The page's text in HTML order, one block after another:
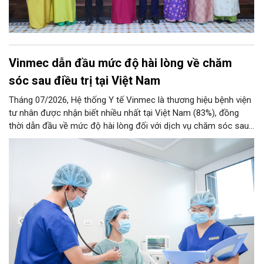
Vinmec dẫn đầu mức độ hài lòng về chăm
sóc sau điều trị tại Việt Nam
Tháng 07/2026, Hệ thống Y tế Vinmec là thương hiệu bệnh viện
tư nhân được nhận biết nhiều nhất tại Việt Nam (83%), đồng
thời dẫn đầu về mức độ hài lòng đối với dịch vụ chăm sóc sau
điều trị.